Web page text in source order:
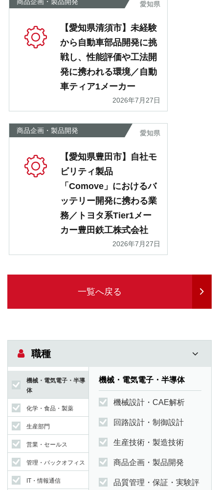
愛知県
【愛知県清須市】未経験
から自動車部品開発に挑
戦し、性能評価や工法開
発に携われる環境／自動
車ティア1メーカー
2026年7月27日
商品企画・製品開発 愛知県
【愛知県豊田市】自社モ
ビリティ製品
「Comove」におけるバ
ッテリー開発に携わる業
務／トヨタ系Tier1メー
カー豊田鉄工株式会社
2026年7月27日
一覧へ戻る
職種
機械・電気電子・半導
体
化学・食品・製薬
生産部門
営業・セールス
管理・バックオフィス
IT・情報通信
機械・電気電子・半導体
機械設計・CAE解析
回路設計・制御設計
生産技術・製造技術
商品企画・製品開発
品質管理・保証・実験評